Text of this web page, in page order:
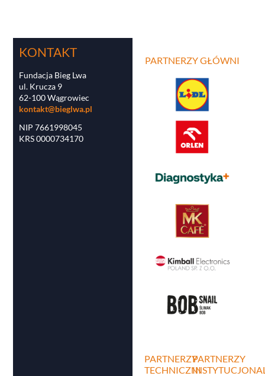
PARTNERZY GŁÓWNI
PARTNERZY
TECHNICZNI
PARTNERZY
KONTAKT
Fundacja Bieg Lwa
ul. Krucza 9
62-100 Wągrowiec
kontakt@bieglwa.pl
NIP 7661998045
KRS 0000734170